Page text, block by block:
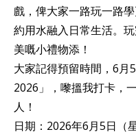
戲，俾大家一路玩一路
約用水融入日常生活。
美嘅小禮物添！
大家記得預留時間，6月
2026」，嚟搵我打卡，
人！
日期：2026年6月5日（